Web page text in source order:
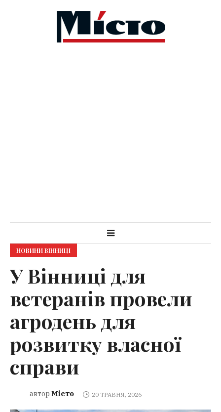
НОВИНИ ВІННИЦІ
У Вінниці для
ветеранів провели
агродень для
розвитку власної
справи
автор Місто 20 ТРАВНЯ, 2026